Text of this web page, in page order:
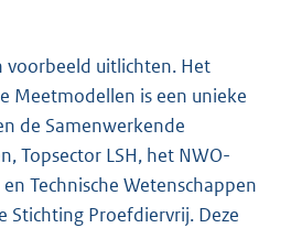
voorbeeld uitlichten. Het
Meetmodellen is een unieke
de Samenwerkende
Topsector LSH, het NWO-
Technische Wetenschappen
Stichting Proefdiervrij. Deze